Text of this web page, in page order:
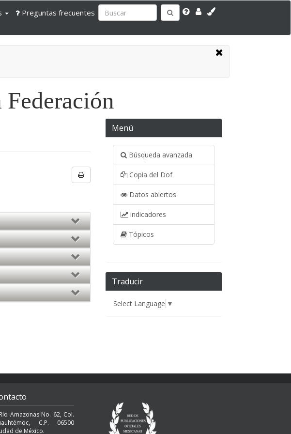
Preguntas frecuentes
Menú
Búsqueda avanzada
Copia del Dof
Datos abiertos
indicadores
Tópicos
Traducir
Select Language ▼
Río Amazonas No. 62, Col.
C.P. 06500
de México.